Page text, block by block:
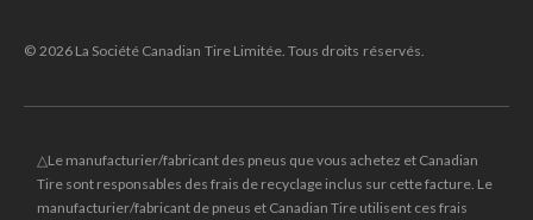
© 2026 La Société Canadian Tire Limitée. Tous droits réservés.
△Le manufacturier/fabricant des pneus que vous achetez et Canadian
Tire sont responsables des frais de recyclage inclus sur cette facture. Le
manufacturier/fabricant de pneus et Canadian Tire utilisent ces frais